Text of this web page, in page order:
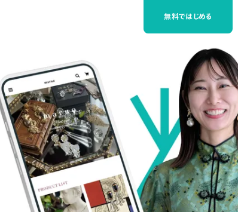
無料ではじめる